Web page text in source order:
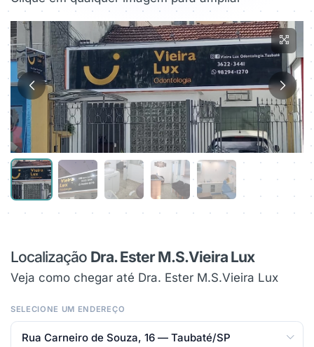
Localização Dra. Ester M.S.Vieira Lux
Veja como chegar até Dra. Ester M.S.Vieira Lux
SELECIONE UM ENDEREÇO